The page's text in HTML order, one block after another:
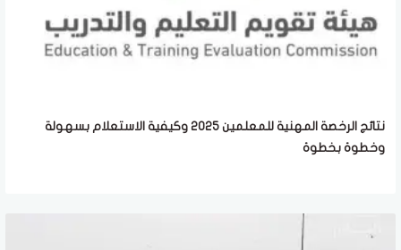
نتائج الرخصة المهنية للمعلمين 2025 وكيفية الاستعلام بسهولة
وخطوة بخطوة